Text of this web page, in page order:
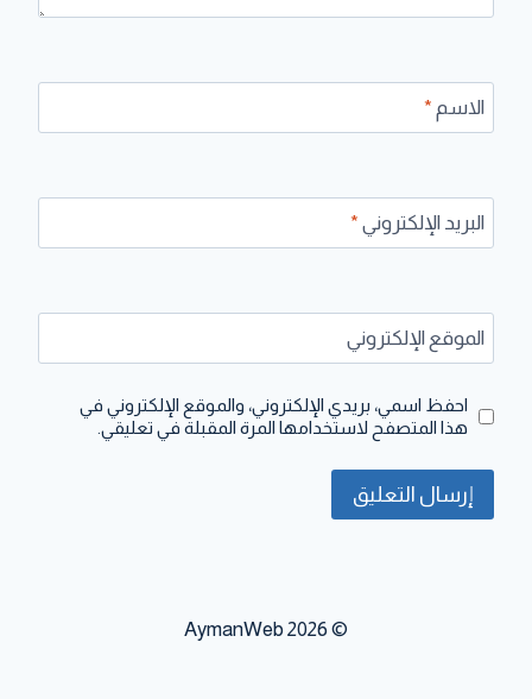
الاسم *
البريد الإلكتروني *
الموقع الإلكتروني
احفظ اسمي، بريدي الإلكتروني، والموقع الإلكتروني في
هذا المتصفح لاستخدامها المرة المقبلة في تعليقي.
© 2026 AymanWeb